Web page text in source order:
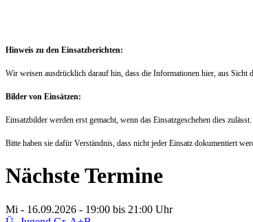
Hinweis zu den Einsatzberichten:
Wir weisen ausdrücklich darauf hin, dass die Informationen hier, aus
Bilder von Einsätzen:
Einsatzbilder werden erst gemacht, wenn das Einsatzgeschehen dies
Bitte haben sie dafür Verständnis, dass nicht jeder Einsatz dokumentiert
Nächste Termine
Mi - 16.09.2026 - 19:00 bis 21:00 Uhr